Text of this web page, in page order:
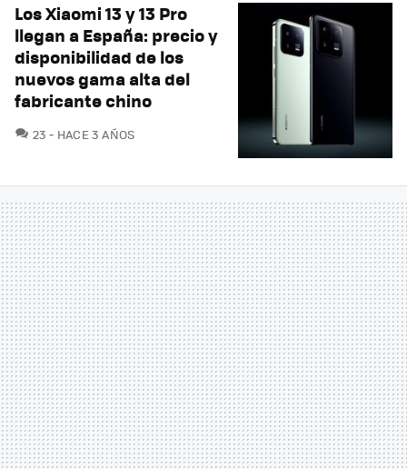
Los Xiaomi 13 y 13 Pro
llegan a España: precio y
disponibilidad de los
nuevos gama alta del
fabricante chino
23 COMENTARIOS
HACE 3 AÑOS